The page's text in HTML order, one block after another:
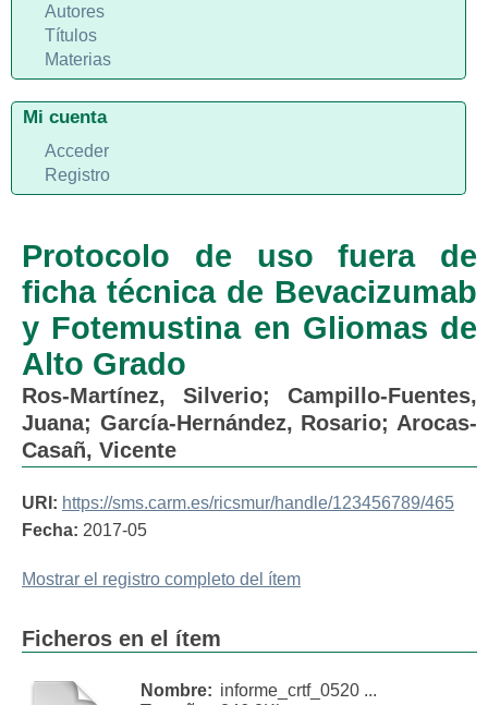
Protocolo de uso fuera de
ficha técnica de Bevacizumab
y Fotemustina en Gliomas de
Alto Grado
Ros-Martínez, Silverio; Campillo-Fuentes,
Juana; García-Hernández, Rosario; Arocas-
Casañ, Vicente
URI: https://sms.carm.es/ricsmur/handle/123456789/465
Fecha: 2017-05
Mostrar el registro completo del ítem
Ficheros en el ítem
Nombre: informe_crtf_0520 ...
Autores
Títulos
Materias
Mi cuenta
Acceder
Registro